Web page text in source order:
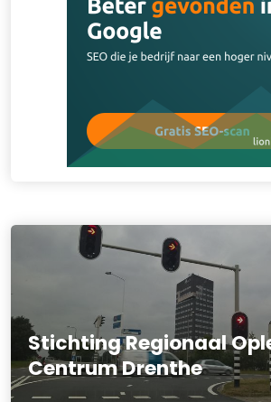
Stichting Regionaal
Centrum Drenthe